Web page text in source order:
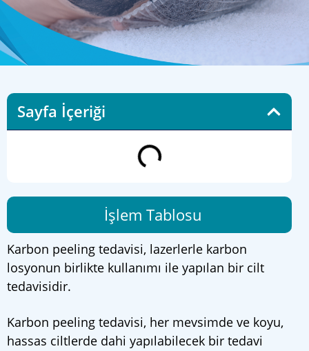
Sayfa İçeriği
İşlem Tablosu
Karbon peeling tedavisi, lazerlerle karbon
losyonun birlikte kullanımı ile yapılan bir cilt
tedavisidir.
Karbon peeling tedavisi, her mevsimde ve koyu,
hassas ciltlerde dahi yapılabilecek bir tedavi